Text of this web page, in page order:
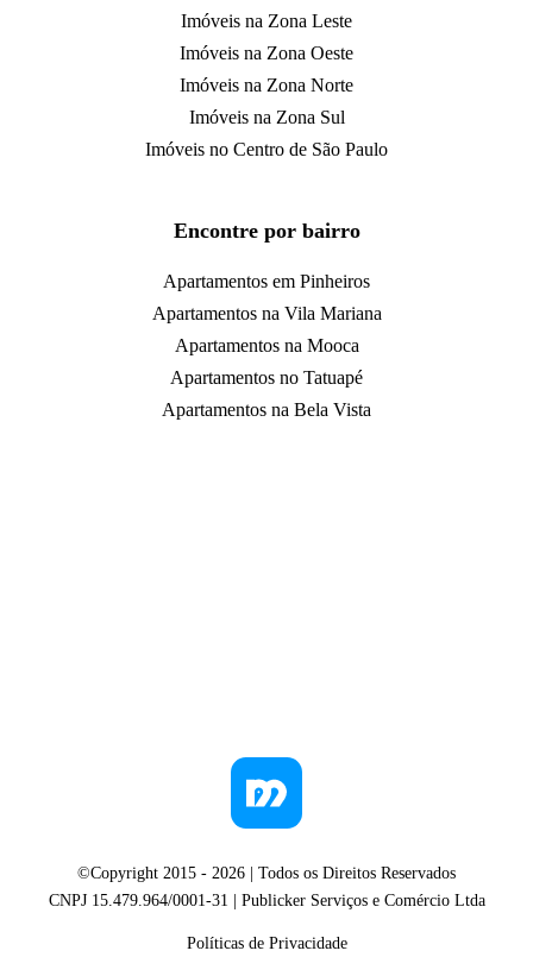
Imóveis na Zona Leste
Imóveis na Zona Oeste
Imóveis na Zona Norte
Imóveis na Zona Sul
Imóveis no Centro de São Paulo
Encontre por bairro
Apartamentos em Pinheiros
Apartamentos na Vila Mariana
Apartamentos na Mooca
Apartamentos no Tatuapé
Apartamentos na Bela Vista
©Copyright 2015 - 2026 | Todos os Direitos Reservados
CNPJ 15.479.964/0001-31 | Publicker Serviços e Comércio Ltda
Políticas de Privacidade